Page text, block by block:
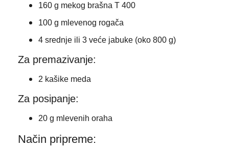
160 g mekog brašna T 400
100 g mlevenog rogača
4 srednje ili 3 veće jabuke (oko 800 g)
Za premazivanje:
2 kašike meda
Za posipanje:
20 g mlevenih oraha
Način pripreme: